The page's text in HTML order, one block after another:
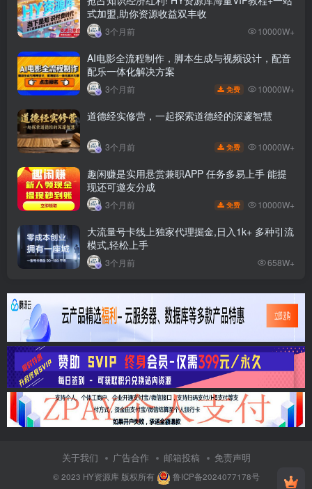
式加盟,助你资源收益双丰收
3个月前 10000W+
AI电影全流程制作，脚本生成与视频设计，配音
配乐一体化解决方案
3个月前 免费 10000W+
道德经实修营，一起探索道德经的深邃智慧
3个月前 免费 10000W+
趣闲赚是实用悬赏兼职APP 任务多易上手 能提
现还可邀友分成
3个月前 免费 10000W+
大流量号卡线上独家代理掘金,日入1k+ 多种引流
模式,轻松上手
3个月前 658W+
关于我们 广告合作 邮箱投稿 免责声明
© 2023 HY资源库版权所有 鲁ICP备2024077178号